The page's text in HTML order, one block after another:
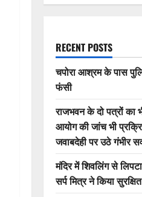
RECENT POSTS
चपोरा आश्रम के पास
फंसी
राजभवन के दो पत्रों का
आयोग की जांच भी
जवाबदेही पर उठे गंभीर
मंदिर में शिवलिंग से
सर्प मित्र ने किया